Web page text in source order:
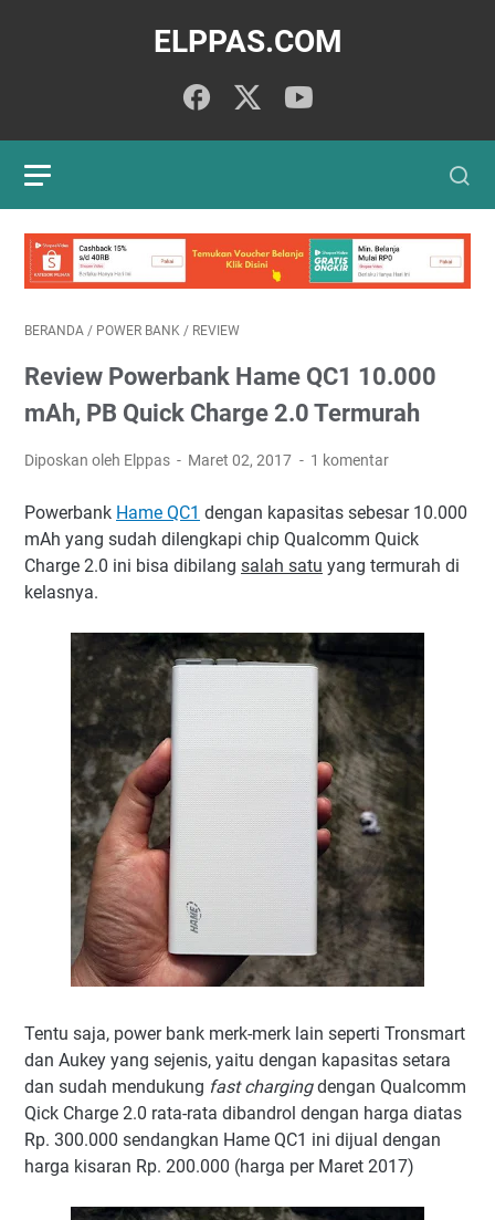
ELPPAS.COM
BERANDA / POWER BANK / REVIEW
Review Powerbank Hame QC1 10.000
mAh, PB Quick Charge 2.0 Termurah
Diposkan oleh Elppas Maret 02, 2017 1 komentar
Powerbank Hame QC1 dengan kapasitas sebesar 10.000
mAh yang sudah dilengkapi chip Qualcomm Quick
Charge 2.0 ini bisa dibilang salah satu yang termurah di
kelasnya.
Tentu saja, power bank merk-merk lain seperti Tronsmart
dan Aukey yang sejenis, yaitu dengan kapasitas setara
dan sudah mendukung fast chargingdengan Qualcomm
Qick Charge 2.0 rata-rata dibandrol dengan harga diatas
Rp. 300.000 sendangkan Hame QC1 ini dijual dengan
harga kisaran Rp. 200.000 (harga per Maret 2017)